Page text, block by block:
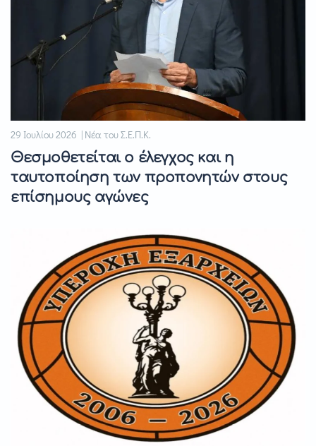
29 Ιουλίου 2026 | Νέα του Σ.Ε.Π.Κ.
Θεσμοθετείται ο έλεγχος και η
ταυτοποίηση των προπονητών στους
επίσημους αγώνες